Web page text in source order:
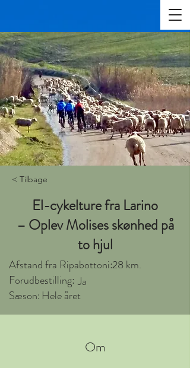
< Tilbage
El-cykelture fra Larino
– Oplev Molises skønhed på
to hjul
28 km.
Forudbestilling: Ja
Afstand fra Ripabottoni:
Sæson: Hele året
Om